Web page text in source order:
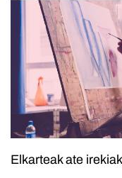
Elkarteak ate